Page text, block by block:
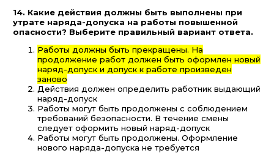
14. Какие действия должны быть выполнены при
утрате наряда-допуска на работы повышенной
опасности? Выберите правильный вариант ответа.
Работы должны быть прекращены. На
продолжение работ должен быть оформлен новый
наряд-допуск и допуск к работе произведен
заново
Действия должен определить работник выдающий
наряд-допуск
Работы могут быть продолжены с соблюдением
требований безопасности. В течение смены
следует оформить новый наряд-допуск
Работы могут быть продолжены. Оформление
нового наряда-допуска не требуется